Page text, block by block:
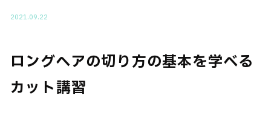
2021.09.22
ロングヘアの切り方の基本を学べる
カット講習